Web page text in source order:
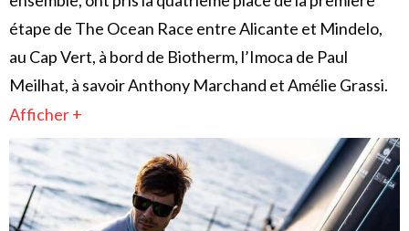
étape de The Ocean Race entre Alicante et Mindelo,
au Cap Vert, à bord de Biotherm, l’Imoca de Paul
Meilhat, à savoir Anthony Marchand et Amélie Grassi.
Afficher +